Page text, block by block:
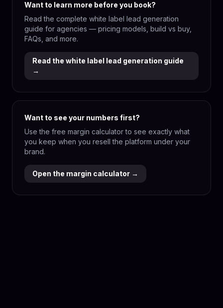
Want to learn more before you book?
Read the complete white label lead generation
guide for agencies — pricing models, build vs buy,
FAQs, and more.
Read the white label lead generation guide
→
Want to see your numbers first?
Use the free margin calculator to see exactly what
you keep when you resell the platform under your
brand.
Open the margin calculator →